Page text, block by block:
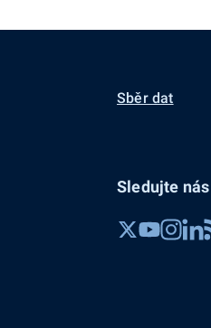
Sběr dat
Sledujte nás